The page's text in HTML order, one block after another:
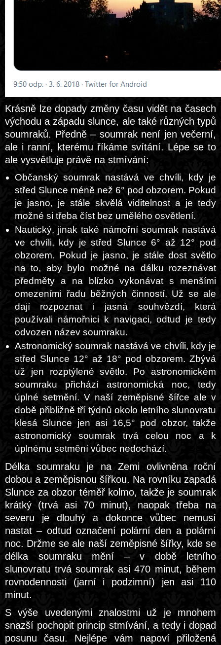
Krásně lze dopady změny času vidět na časech
východu a západu slunce, ale také různých typů
soumraků. Předně – soumrak není jen večerní,
ale i ranní, kterému říkáme svítání. Lépe se to
ale vysvětluje právě na stmívání:
Občanský soumrak nastává ve chvíli, kdy je
střed Slunce méně než 6° pod obzorem. Pokud
je jasno, je stále skvělá viditelnost a je tedy
možné si třeba číst bez umělého osvětlení.
Nautický, jinak také námořní soumrak nastává
ve chvíli, kdy je střed Slunce 6° až 12° pod
obzorem. Pokud je jasno, je stále dost světlo
na to, aby bylo možné na dálku rozeznávat
předměty a na blízko vykonávat s menšími
omezeními řadu běžných činností. Už se ale
dají rozpoznat i jasná souhvězdí, která
používali námořnici k navigaci, odtud je tedy
odvozen název soumraku.
Astronomický soumrak nastává ve chvíli, kdy je
střed Slunce 12° až 18° pod obzorem. Zbývá
už jen rozptýlené světlo. Po astronomickém
soumraku přichází astronomická noc, tedy
úplné setmění. V naší zeměpisné šířce ale v
době přibližně tří týdnů okolo letního slunovratu
klesá Slunce jen asi 16,5° pod obzor, takže
astronomický soumrak trvá celou noc a k
úplnému setmění vůbec nedochází.
Délka soumraku je na Zemi ovlivněna roční
dobou a zeměpisnou šířkou. Na rovníku zapadá
Slunce za obzor téměř kolmo, takže je soumrak
krátký (trvá asi 70 minut), naopak třeba na
severu je dlouhý a dokonce vůbec nemusí
nastat – odtud označení polární den a polární
noc. Držme se ale naší zeměpisné šířky, kde se
délka soumraku mění – v době letního
slunovratu trvá soumrak asi 470 minut, během
rovnodennosti (jarní i podzimní) jen asi 110
minut.
S výše uvedenými znalostmi už je mnohem
snazší pochopit princip stmívání, a tedy i dopad
posunu času. Nejlépe vám napoví přiložená